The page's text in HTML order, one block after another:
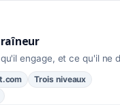
engage, et ce qu'il ne
Trois niveaux